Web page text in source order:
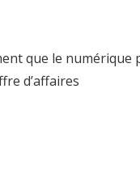
que le numérique
d’affaires